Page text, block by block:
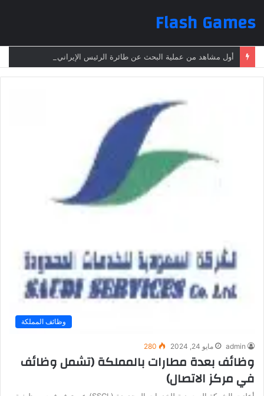
Flash Games
وظائف المملكة
admin مايو 24, 2024 280
وظائف بعدة مطارات بالمملكة (تشمل وظائف
في مركز الاتصال)